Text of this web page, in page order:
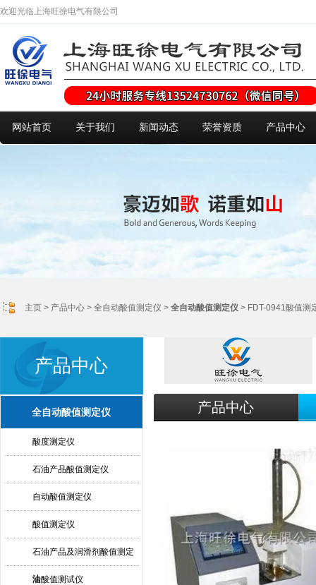
欢迎光临上海旺徐电气有限公司
网站首页 关于我们 新闻动态 荣誉资质 产品中心
主页 > 产品中心 > 全自动酸值测定仪 > 全自动酸值测定仪 > FDT-0941酸值测
产品中心
全自动酸值测定仪
酸度测定仪
石油产品酸值测定仪
自动酸值测定仪
酸值测定仪
石油产品及润滑剂酸值测定
法
油酸值测试仪
产品中心